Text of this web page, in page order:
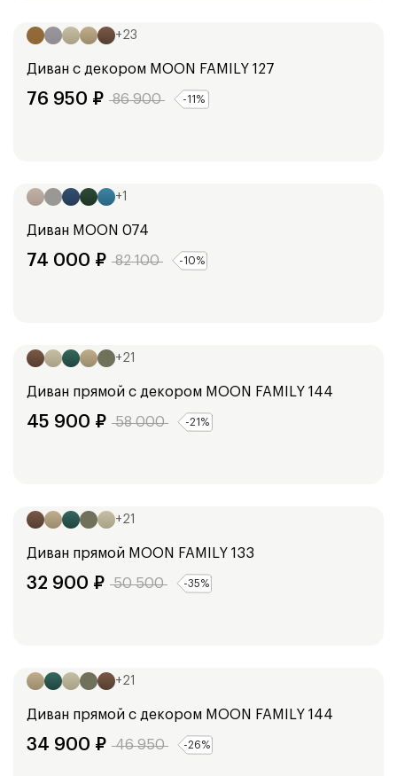
+23
Диван с декором MOON FAMILY 127
76 950 ₽ 86 900 -11 %
+1
Диван MOON 074
74 000 ₽ 82 100 -10%
+21
Диван прямой с декором MOON FAMILY 144
45 900 ₽ 58 000 -21 %
+21
Диван прямой MOON FAMILY 133
32 900 ₽ 50 500 -35%
+21
Диван прямой с декором MOON FAMILY 144
34 900 ₽ 46 950 -26%